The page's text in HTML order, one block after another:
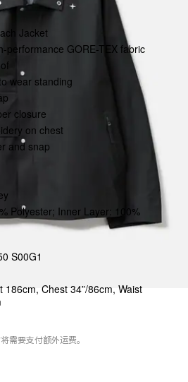
Jacket
performance GORE-TEX fabric
wear standing
closure
on chest
and snap
Polyester; Inner Layer: 100%
S00G1
Chest 34”/86cm, Waist
需要支付额外运费。